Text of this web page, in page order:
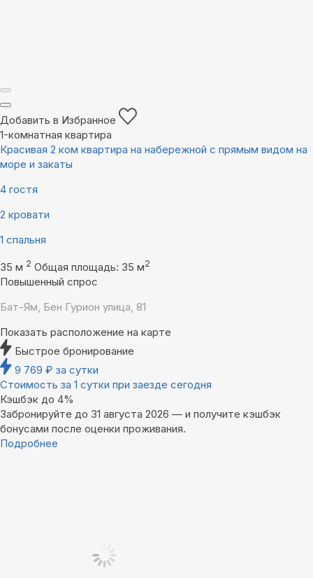
Добавить в Избранное
1-комнатная квартира
Красивая 2 ком квартира на набережной с прямым видом на
море и закаты
4 гостя
2 кровати
1 спальня
35 м 2 Общая площадь: 35 м2
Повышенный спрос
Бат-Ям, Бен Гурион улица, 81
Показать расположение на карте
Быстрое бронирование
9 769 ₽ за сутки
Стоимость за 1 сутки при заезде сегодня
Кэшбэк до 4%
Забронируйте до 31 августа 2026 — и получите кэшбэк
бонусами после оценки проживания.
Подробнее